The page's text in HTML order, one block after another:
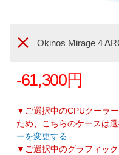
Okinos Mirage 4
-61,300円
▼ご選択中のCPUクーラ
ため、こちらのケースは
ーを変更する
▼ご選択中のグラフィッ